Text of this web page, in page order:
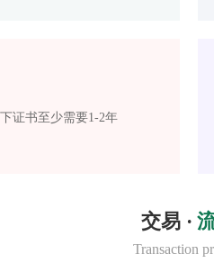
证书至少需要1-2年
交易 ·
Transaction